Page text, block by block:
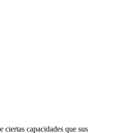
capacidades que sus